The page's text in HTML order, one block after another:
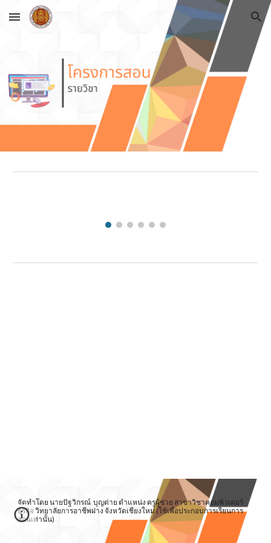
Skip to main content Skip to navigation
จัดทำโดย นายปัฐวิกรณ์ บุญต่าย ตำแหน่ง ครูผู้ช่วย สาขาวิชาคอมพิวเตอร์
ธุรกิจ วิทยาลัยการอาชีพฝาง จังหวัดเชียงใหม่ (ใช้เพื่อประกอบการเรียนการ
สอนเท่านั้น)